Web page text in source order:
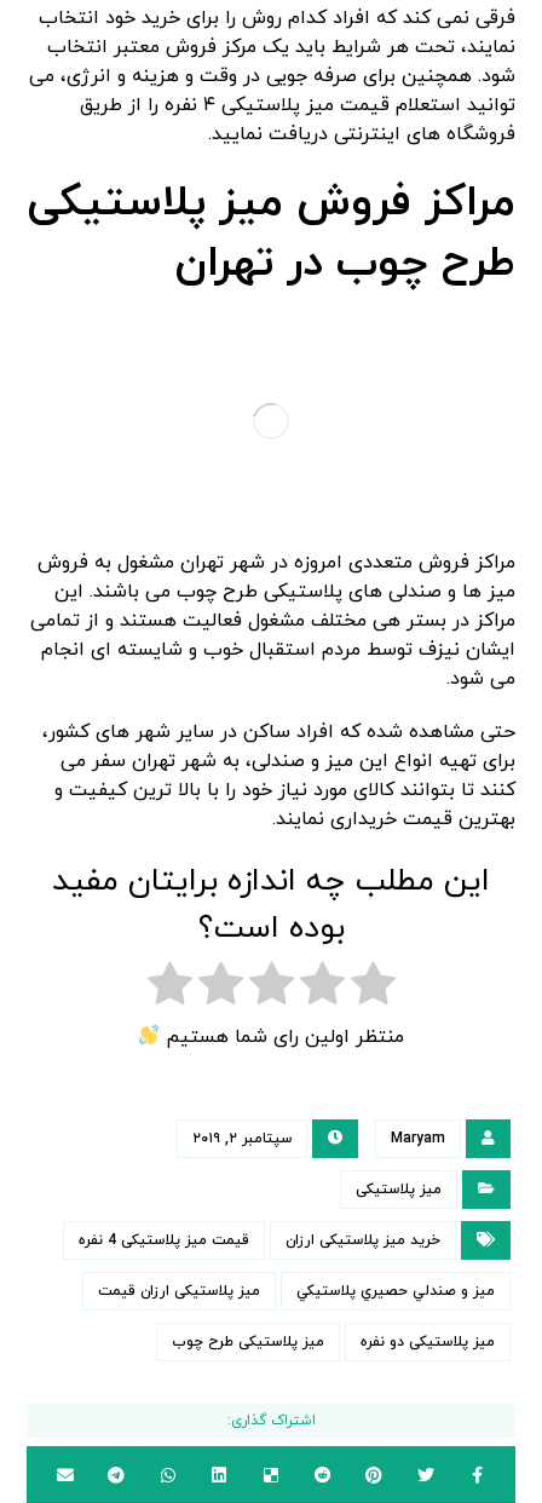
فرقی نمی کند که افراد کدام روش را برای خرید خود انتخاب
نمایند، تحت هر شرایط باید یک مرکز فروش معتبر انتخاب
شود. همچنین برای صرفه جویی در وقت و هزینه و انرژی، می
توانید استعلام قیمت میز پلاستیکی ۴ نفره را از طریق
فروشگاه های اینترنتی دریافت نمایید.
مراکز فروش میز پلاستیکی
طرح چوب در تهران
مراکز فروش متعددی امروزه در شهر تهران مشغول به فروش
میز ها و صندلی های پلاستیکی طرح چوب می باشند. این
مراکز در بستر هی مختلف مشغول فعالیت هستند و از تمامی
ایشان نیزف توسط مردم استقبال خوب و شایسته ای انجام
می شود.
حتی مشاهده شده که افراد ساکن در سایر شهر های کشور،
برای تهیه انواع این میز و صندلی، به شهر تهران سفر می
کنند تا بتوانند کالای مورد نیاز خود را با بالا ترین کیفیت و
بهترین قیمت خریداری نمایند.
این مطلب چه اندازه برایتان مفید
بوده است؟
منتظر اولین رای شما هستیم
Maryam سپتامبر ۲, ۲۰۱۹
میز پلاستیکی
خرید میز پلاستیکی ارزان قیمت میز پلاستیکی 4 نفره
ميز و صندلي حصيري پلاستيكي میز پلاستیکی ارزان قیمت
میز پلاستیکی دو نفره میز پلاستیکی طرح چوب